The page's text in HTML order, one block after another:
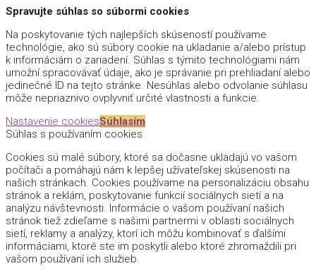
Spravujte súhlas so súbormi cookies
Na poskytovanie tých najlepších skúseností používame
technológie, ako sú súbory cookie na ukladanie a/alebo prístup
k informáciám o zariadení. Súhlas s týmito technológiami nám
umožní spracovávať údaje, ako je správanie pri prehliadaní alebo
jedinečné ID na tejto stránke. Nesúhlas alebo odvolanie súhlasu
môže nepriaznivo ovplyvniť určité vlastnosti a funkcie.
Nastavenie cookiesSúhlasím
Súhlas s používaním cookies
Cookies sú malé súbory, ktoré sa dočasne ukladajú vo vašom
počítači a pomáhajú nám k lepšej užívateľskej skúsenosti na
našich stránkach. Cookies používame na personalizáciu obsahu
stránok a reklám, poskytovanie funkcií sociálnych sietí a na
analýzu návštevnosti. Informácie o vašom používaní našich
stránok tiež zdieľame s našimi partnermi v oblasti sociálnych
sietí, reklamy a analýzy, ktorí ich môžu kombinovať s ďalšími
informáciami, ktoré ste im poskytli alebo ktoré zhromaždili pri
vašom používaní ich služieb.